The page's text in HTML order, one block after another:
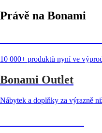
Právě na Bonami
10 000+ produktů nyní ve
Bonami Outlet
Nábytek a doplňky za výrazně